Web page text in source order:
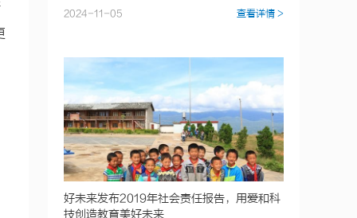
2024-11-05 查看详情 >
好未来发布2019年社会责任报告，用爱和科
技创造教育美好未来